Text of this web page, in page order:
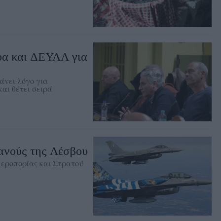
και ΔΕΥΑΛ για
λόγο για
θέτει σειρά
της Λέσβου
και Στρατού